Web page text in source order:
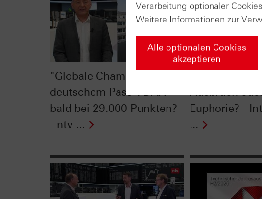
"Globale Champions mit
deutschem Pass": DAX®
bald bei 29.000 Punkten?
- ntv ...
Ausbruch
Euphorie? -
...
Verarbeitung optionaler
Weitere Informationen zur
Alle optionalen Cookies
akzeptieren